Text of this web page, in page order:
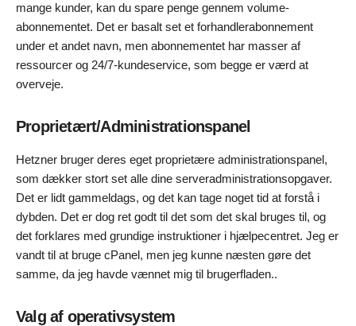
mange kunder, kan du spare penge gennem volume-
abonnementet. Det er basalt set et forhandlerabonnement
under et andet navn, men abonnementet har masser af
ressourcer og 24/7-kundeservice, som begge er værd at
overveje.
Proprietært/Administrationspanel
Hetzner bruger deres eget proprietære administrationspanel,
som dækker stort set alle dine serveradministrationsopgaver.
Det er lidt gammeldags, og det kan tage noget tid at forstå i
dybden. Det er dog ret godt til det som det skal bruges til, og
det forklares med grundige instruktioner i hjælpecentret. Jeg er
vandt til at bruge cPanel, men jeg kunne næsten gøre det
samme, da jeg havde vænnet mig til brugerfladen..
Valg af operativsystem